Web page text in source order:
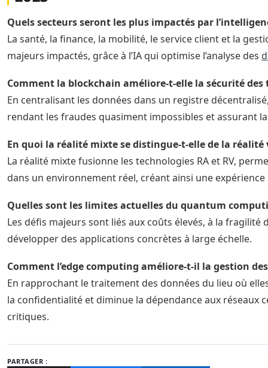
Quels secteurs seront les plus impactés par
La santé, la finance, la mobilité, le service client et la
majeurs impactés, grâce à l’IA qui optimise l’analyse des
Comment la blockchain améliore-t-elle la sécurité des
En centralisant les données dans un registre
rendant les fraudes quasiment impossibles et assurant
En quoi la réalité mixte se distingue-t-elle de la
La réalité mixte fusionne les technologies RA et RV,
dans un environnement réel, créant ainsi une
Quelles sont les limites actuelles du quantum
Les défis majeurs sont liés aux coûts élevés, à la
développer des applications concrètes à large échelle.
Comment l’edge computing améliore-t-il la gestion
En rapprochant le traitement des données du lieu où
la confidentialité et diminue la dépendance aux réseaux
critiques.
PARTAGER :